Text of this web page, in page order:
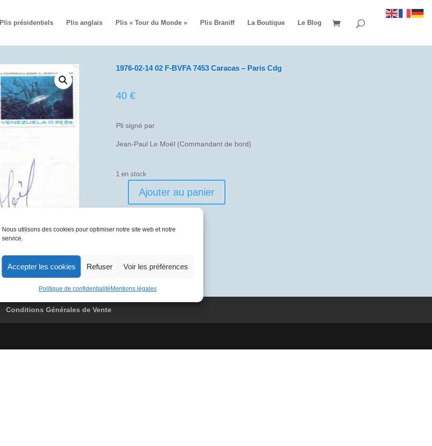
Nous utilisons des cookies pour optimiser notre site web et notre
service.
Accepter les cookies Refuser Voir les préférences
Politique de confidentialité Mentions légales
Plis présidentiels Plis anglais Plis « Tour du Monde » Plis Braniff La Boutique Le Blog
1976-02-14 02 F-BVFA 7453 Caracas – Paris Cdg
40 €
Pli signé par
Jean-Paul Le Moël (Commandant de bord)
1 en stock
quantité
de
02-
7453
Ajouter au panier
Catégorie :France 1976
Conditions Générales de Vente